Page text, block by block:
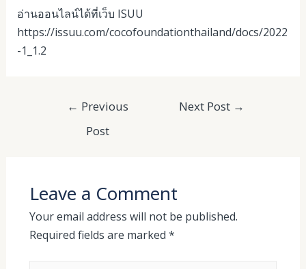
อ่านออนไลน์ได้ที่เว็บ ISUU
https://issuu.com/cocofoundationthailand/docs/2022
-1_1.2
← Previous
Post
Next Post →
Leave a Comment
Your email address will not be published.
Required fields are marked *